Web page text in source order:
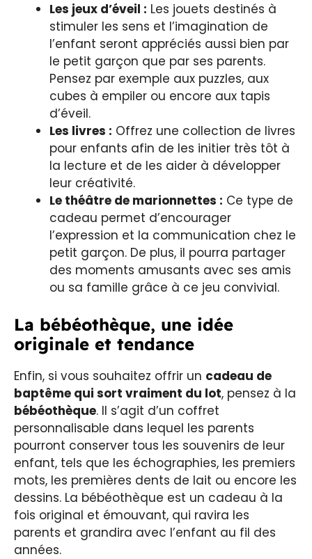
Les jeux d’éveil : Les jouets destinés à
stimuler les sens et l’imagination de
l’enfant seront appréciés aussi bien par
le petit garçon que par ses parents.
Pensez par exemple aux puzzles, aux
cubes à empiler ou encore aux tapis
d’éveil.
Les livres : Offrez une collection de livres
pour enfants afin de les initier très tôt à
la lecture et de les aider à développer
leur créativité.
Le théâtre de marionnettes : Ce type de
cadeau permet d’encourager
l’expression et la communication chez le
petit garçon. De plus, il pourra partager
des moments amusants avec ses amis
ou sa famille grâce à ce jeu convivial.
La bébéothèque, une idée
originale et tendance
Enfin, si vous souhaitez offrir un cadeau de
baptême qui sort vraiment du lot, pensez à la
bébéothèque. Il s’agit d’un coffret
personnalisable dans lequel les parents
pourront conserver tous les souvenirs de leur
enfant, tels que les échographies, les premiers
mots, les premières dents de lait ou encore les
dessins. La bébéothèque est un cadeau à la
fois original et émouvant, qui ravira les
parents et grandira avec l’enfant au fil des
années.